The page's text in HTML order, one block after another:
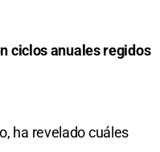
ciclos anuales regidos
ha revelado cuáles